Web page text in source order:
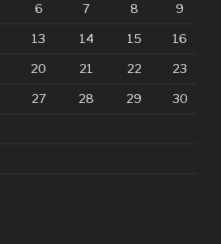
6 7 8 9
13 14 15 16
20 21 22 23
27 28 29 30